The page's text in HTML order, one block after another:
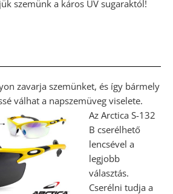
szemünk a káros UV sugaraktól!
zavarja szemünket, és így bármely
válhat a napszemüveg viselete.
Az Arctica S-132
B cserélhető
lencsével a
legjobb
választás.
Cserélni tudja a